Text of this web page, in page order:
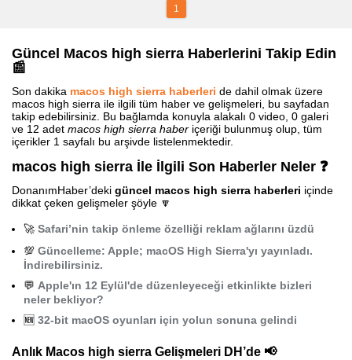
1
Güncel Macos high sierra Haberlerini Takip Edin
📰
Son dakika macos high sierra haberleri de dahil olmak üzere
macos high sierra ile ilgili tüm haber ve gelişmeleri, bu sayfadan
takip edebilirsiniz. Bu bağlamda konuyla alakalı 0 video, 0 galeri
ve 12 adet macos high sierra haber içeriği bulunmuş olup, tüm
içerikler 1 sayfalı bu arşivde listelenmektedir.
macos high sierra İle İlgili Son Haberler Neler ❓
DonanımHaber’deki güncel macos high sierra haberleri içinde
dikkat çeken gelişmeler şöyle 🔽
🚀 Safari’nin takip önleme özelliği reklam ağlarını üzdü
💯 Güncelleme: Apple; macOS High Sierra'yı yayınladı.
İndirebilirsiniz.
💬 Apple'ın 12 Eylül'de düzenleyeceği etkinlikte bizleri
neler bekliyor?
🆕 32-bit macOS oyunları için yolun sonuna gelindi
Anlık Macos high sierra Gelişmeleri DH’de 📢